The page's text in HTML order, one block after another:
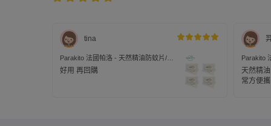
tina
Parakito 法國帕洛 - 天然精油防蚊片/補
充片-2入裝*4組/共8片裝
好用 再回購
Parakito
充片-2入
天然精
常方便